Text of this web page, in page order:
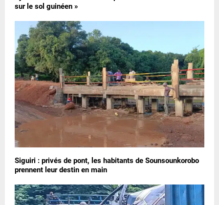
sur le sol guinéen »
Siguiri : privés de pont, les habitants de Sounsounkorobo
prennent leur destin en main